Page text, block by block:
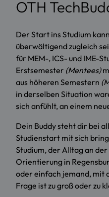
OTH
Der Start ins Studium
überwältigend zugleich
für MEM-, ICS- und IME-
Erstsemester (Mentees)
aus höheren Semestern
in derselben Situation
sich anfühlt, an einem
Dein Buddy steht dir bei
Studienstart mit sich
Studium, der Alltag an
Orientierung in
oder einfach jemand, mit
Frage ist zu groß oder zu